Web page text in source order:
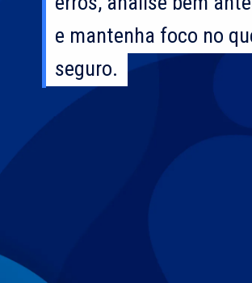
e mantenha foco no
seguro.
e mantenha foco no
seguro.